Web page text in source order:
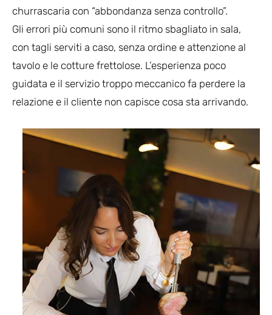
churrascaria con “abbondanza senza controllo”.
Gli errori più comuni sono il ritmo sbagliato in sala,
con tagli serviti a caso, senza ordine e attenzione al
tavolo e le cotture frettolose. L’esperienza poco
guidata e il servizio troppo meccanico fa perdere la
relazione e il cliente non capisce cosa sta arrivando.